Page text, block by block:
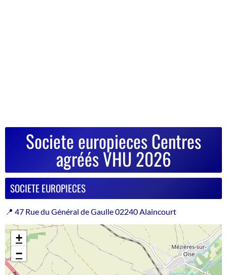
Societe europieces Centres
agréés VHU 2026
SOCIETE EUROPIECES
📍 47 Rue du Général de Gaulle 02240 Alaincourt
+
−